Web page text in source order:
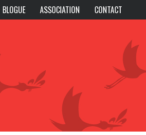
BLOGUE ASSOCIATION CONTACT